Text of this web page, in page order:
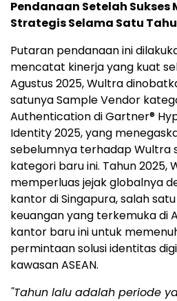
Pendanaan Setelah Sukses
Strategis Selama Satu
Putaran pendanaan ini
mencatat kinerja yang kuat
Agustus 2025, Wultra
satunya Sample Vendor
Authentication di Gartner®
Identity 2025, yang
sebelumnya terhadap Wultra
kategori baru ini. Tahun 2025,
memperluas jejak globalnya
kantor di Singapura, salah
keuangan yang terkemuka di
kantor baru ini untuk
permintaan solusi identitas
kawasan ASEAN.
"Tahun lalu adalah periode